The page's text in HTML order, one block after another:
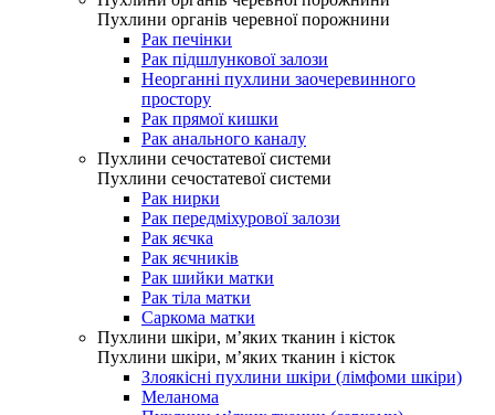
Пухлини органів черевної порожнини
Рак печінки
Рак підшлункової залози
Неорганні пухлини заочеревинного
простору
Рак прямої кишки
Рак анального каналу
Пухлини сечостатевої системи
Пухлини сечостатевої системи
Рак нирки
Рак передміхурової залози
Рак яєчка
Рак яєчників
Рак шийки матки
Рак тіла матки
Саркома матки
Пухлини шкіри, м’яких тканин і кісток
Пухлини шкіри, м’яких тканин і кісток
Злоякісні пухлини шкіри (лімфоми шкіри)
Меланома